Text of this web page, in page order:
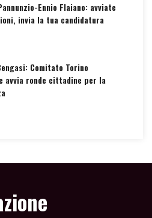
Ennio Flaiano: avviate
invia la tua candidatura
Comitato Torino
avvia ronde cittadine per la